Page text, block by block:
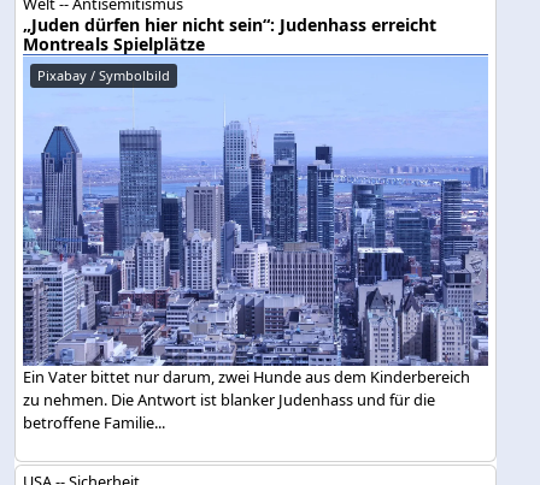
„Juden dürfen hier nicht sein“: Judenhass erreicht
Montreals Spielplätze
Pixabay / Symbolbild
Ein Vater bittet nur darum, zwei Hunde aus dem Kinderbereich
zu nehmen. Die Antwort ist blanker Judenhass und für die
betroffene Familie...